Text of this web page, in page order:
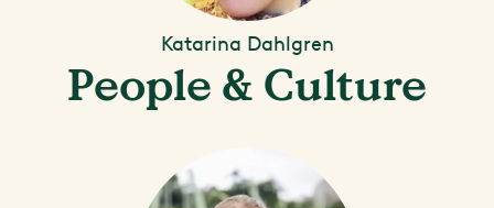
Katarina Dahlgren
People & Culture